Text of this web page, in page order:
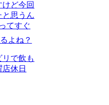
ど今回
と思うん
てすぐ
よね？
で飲も
休日